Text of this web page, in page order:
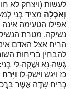
לעשות (ויצחק לא
וְאֹכְלָה מִצֵּיד בְּנִי
אפילו הטעימה
נשיקה. מטרת
הריח אצל האדם
להבחין בריחות
גְּשָׁה-נָּא וּשֲׁקָה-לִּי בְּנִי:
כז וַיִּגַּשׁ וַיִּשַּׁק-לוֹ וַיָּרַח
כְּרֵיחַ שָׂדֶה אֲשֶׁר